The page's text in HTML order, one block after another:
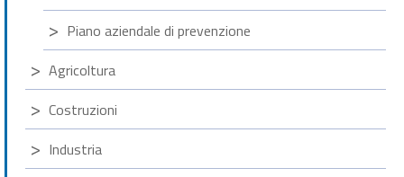
Piano aziendale di prevenzione
Agricoltura
Costruzioni
Industria